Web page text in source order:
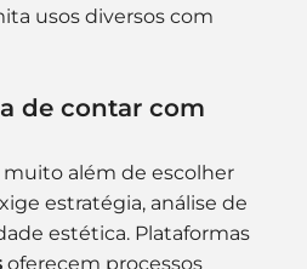
usos diversos com
de contar com
muito além de escolher
estratégia, análise de
estética. Plataformas
oferecem processos